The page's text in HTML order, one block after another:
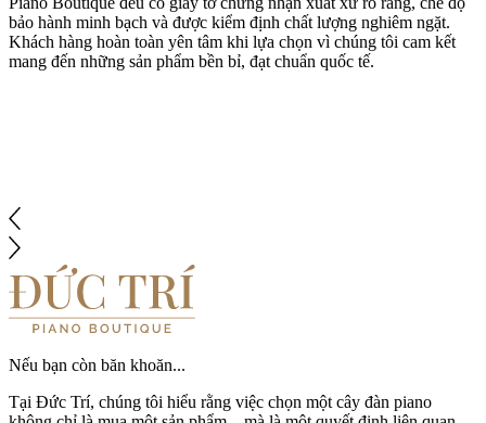
bảo hành minh bạch và được kiểm định chất lượng nghiêm ngặt.
Khách hàng hoàn toàn yên tâm khi lựa chọn vì chúng tôi cam kết
mang đến những sản phẩm bền bỉ, đạt chuẩn quốc tế.
Nếu bạn còn băn khoăn...
Tại Đức Trí, chúng tôi hiểu rằng việc chọn một cây đàn piano